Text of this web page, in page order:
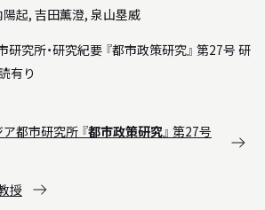
陽起, 吉田薫澄, 泉山塁威
研究所・研究紀要 『都市政策研究』 第27号 研
有り
都市研究所 『都市政策研究』 第27号
授